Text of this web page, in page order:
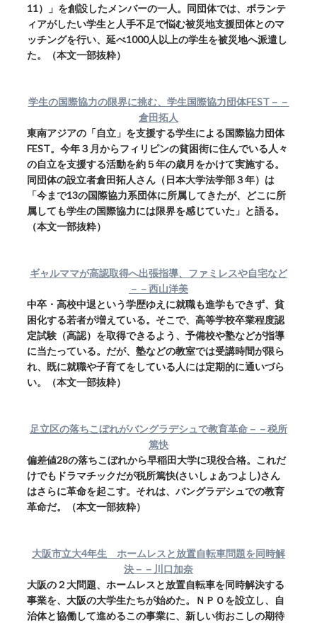
11）」を創設したメンバーの一人。同団体では、ボランテ
ィアがしたい学生と人手不足で悩む被災地支援団体とのマ
ッチングを行い、延べ1000人以上の学生を被災地へ派遣し
た。（本文一部抜粋）
学生の国際協力の限界に挑む、学生国際協力団体FEST－－
倉田拓人
東南アジアの「自立」を支援する学生による国際協力団体
FEST。今年３月からフィリピンの貧困街に住んでいる人々
の自立を支援する活動を約５年の歳月をかけて実施する。
同団体の設立者倉田拓人さん（日本大学法学部３年）は
「今まで13の国際協力系団体に所属してきたが、どこに所
属しても学生の国際協力には限界を感じていた」と語る。
（本文一部抜粋）
ギャルママが高認取得へ出張指導、ファミレスや自宅など
－－西山洋美
中卒・高校中退という学歴ゆえに就職も進学もできず、貧
困化する若者が増えている。そこで、高等学校卒業程度認
定試験（高認）を取得できるよう、予備校や塾などが指導
に当たっている。だが、塾などの教室では受講時間が限ら
れ、既に就職や子育てをしている人には定期的に通いづら
い。（本文一部抜粋）
足立区の落ちこぼれがバングラデシュで教育革命－－税所
篤快
偏差値28の落ちこぼれから早稲田大学に現役合格。これだ
けでもドラマチックだが税所篤快(さいしょあつよし)さん
はさらに革命を起こす。それは、バングラデシュでの教育
革命だ。（本文一部抜粋）
大阪市立大4年生 ホームレスと放置自転車問題を同時解
決－－川口加奈
大阪の２大問題、ホームレスと放置自転車を同時解決する
事業を、大阪の大学生たちが始めた。ＮＰＯを設立し、自
治体と協働して進めるこの事業に、新しい街おこしの期待